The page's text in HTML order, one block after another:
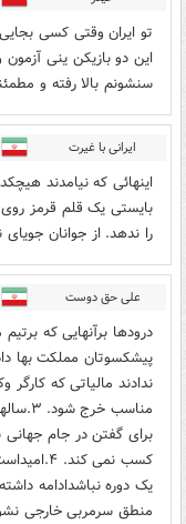
تو ایران وقتی کسی
این دو بازیکن ینی
سنشونم بالا رفته و
ایرانی با غیرت
اینهائی که نیامدند
بایستی یک قلم قرمز روی
را ندهد. از جوانان
علی حق دوست
ندادند مالیاتی که
برای گفتن در جام جهانی
کسب نمی
یک دوره نباشدادامه
منطق سرمربی خارجی